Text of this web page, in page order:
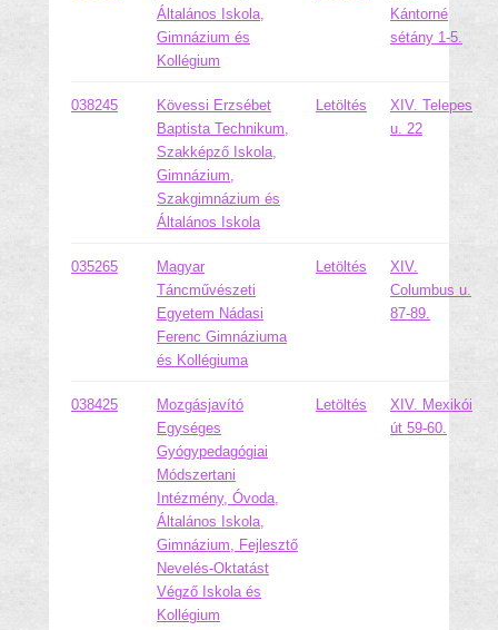
Általános Iskola,
Gimnázium és
Kollégium
Kántorné
sétány 1-5.
038245
Kövessi Erzsébet
Baptista Technikum,
Szakképző Iskola,
Gimnázium,
Szakgimnázium és
Általános Iskola
Letöltés
XIV. Telepes
u. 22
035265
Magyar
Táncművészeti
Egyetem Nádasi
Ferenc Gimnáziuma
és Kollégiuma
Letöltés
XIV.
Columbus u.
87-89.
038425
Mozgásjavító
Egységes
Gyógypedagógiai
Módszertani
Intézmény, Óvoda,
Általános Iskola,
Gimnázium, Fejlesztő
Nevelés-Oktatást
Végző Iskola és
Kollégium
Letöltés
XIV. Mexikói
út 59-60.